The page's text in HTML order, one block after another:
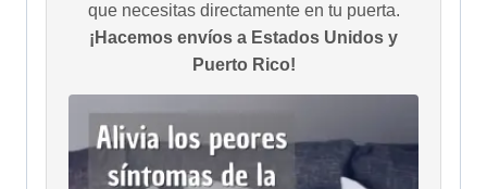
que necesitas directamente en tu puerta.
¡Hacemos envíos a Estados Unidos y
Puerto Rico!